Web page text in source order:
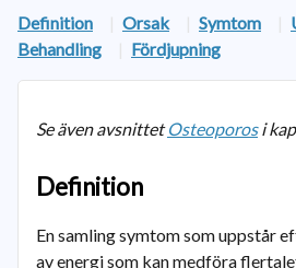
Definition | Orsak | Symtom |
Behandling
| Fördjupning
Se även avsnittetOsteoporosi
Definition
En samling symtom som uppstår
av energi som kan medföra